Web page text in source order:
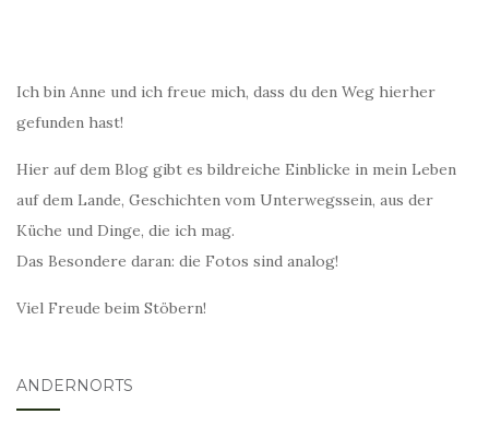
Ich bin Anne und ich freue mich, dass du den Weg hierher
gefunden hast!
Hier auf dem Blog gibt es bildreiche Einblicke in mein Leben
auf dem Lande, Geschichten vom Unterwegssein, aus der
Küche und Dinge, die ich mag.
Das Besondere daran: die Fotos sind analog!
Viel Freude beim Stöbern!
ANDERNORTS